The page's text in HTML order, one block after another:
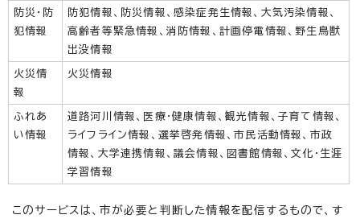
防災・防
犯情報
防犯情報、防災情報、感染症発生情報、大気汚染情報、
高齢者等緊急情報、消防情報、計画停電情報、野生鳥獣
出没情報
火災情
報
火災情報
ふれあ
い情報
道路河川情報、医療・健康情報、観光情報、子育て情報、
ライフライン情報、選挙啓発情報、市民活動情報、市政
情報、大学連携情報、議会情報、図書館情報、文化・生涯
学習情報
このサービスは、市が必要と判断した情報を配信するもので、す